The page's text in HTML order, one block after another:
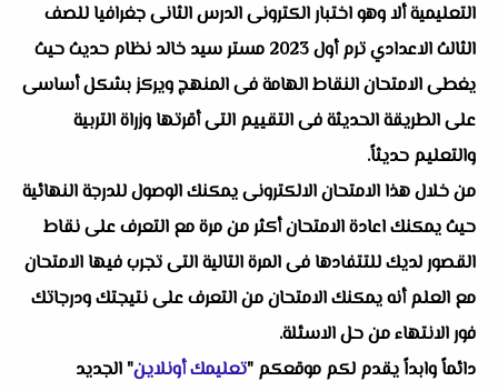
التعليمية ألا وهو اختبار الكترونى الدرس الثانى جغرافيا للصف
الثالث الاعدادي ترم أول 2023 مستر سيد خالد نظام حديث حيث
يغطى الامتحان النقاط الهامة فى المنهج ويركز بشكل أساسى
على الطريقة الحديثة فى التقييم التى أقرتها وزراة التربية
والتعليم حديثاً.
من خلال هذا الامتحان الالكترونى يمكنك الوصول للدرجة النهائية
حيث يمكنك اعادة الامتحان أكثر من مرة مع التعرف على نقاط
القصور لديك للتتفادها فى المرة التالية التى تجرب فيها الامتحان
مع العلم أنه يمكنك الامتحان من التعرف على نتيجتك ودرجاتك
فور الانتهاء من حل الاسئلة.
دائماً وابداً يقدم لكم موقعكم "تعليمك أونلاين" الجديد